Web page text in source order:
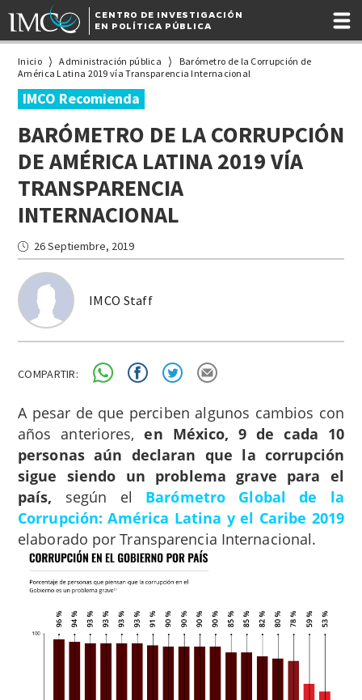
CENTRO DE INVESTIGACIÓN
EN POLÍTICA PÚBLICA
Inicio Administración pública
Barómetro de la Corrupción de
América Latina 2019 vía Transparencia Internacional
IMCO Recomienda
BARÓMETRO DE LA CORRUPCIÓN
DE AMÉRICA LATINA 2019 VÍA
TRANSPARENCIA
INTERNACIONAL
IMCO Staff
26 Septiembre, 2019
COMPARTIR:
A pesar de que perciben algunos cambios con
años anteriores, en México, 9 de cada 10
personas aún declaran que la corrupción
sigue siendo un problema grave para el
país, según el Barómetro Global de la
Corrupción: América Latina y el Caribe 2019
elaborado por Transparencia Internacional.